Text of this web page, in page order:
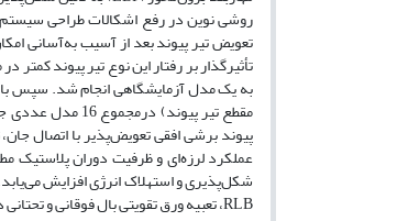
تأثیرگذار بر رفتار این نوع تیر پیوند
به یک مدل آزمایشگاهی انجام شد. سپس با
مقطع تیر
عملکرد لرزه‌ای و ظرفیت دوران پلاستیک
شکل‌پذیری و استهلاک انرژی افزایش
RLB، تعبیه ورق تقویتی بال فوقانی و تحتانی در مجاورت اتصال الزامی است.